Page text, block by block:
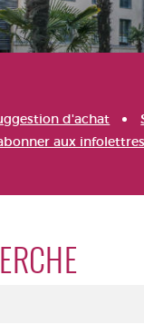
d'achat
aux infolettres